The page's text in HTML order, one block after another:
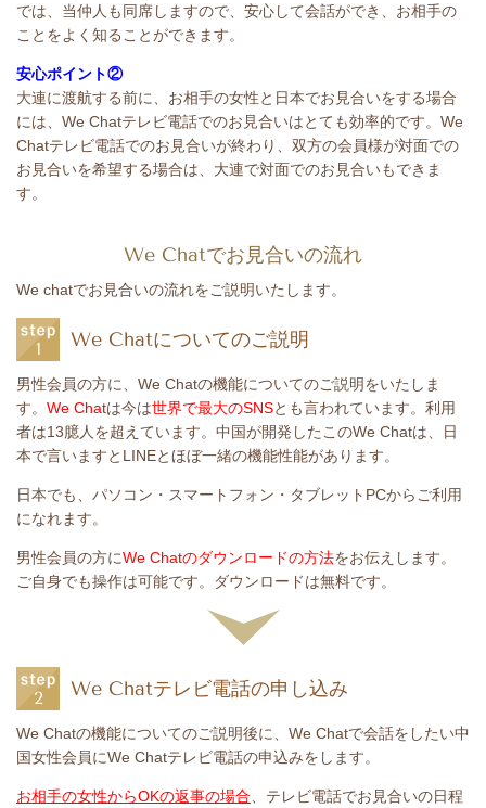
では、当仲人も同席しますので、安心して会話ができ、お相手の
ことをよく知ることができます。
安心ポイント②
大連に渡航する前に、お相手の女性と日本でお見合いをする場合
には、We Chatテレビ電話でのお見合いはとても効率的です。We
Chatテレビ電話でのお見合いが終わり、双方の会員様が対面での
お見合いを希望する場合は、大連で対面でのお見合いもできま
す。
We Chatでお見合いの流れ
We chatでお見合いの流れをご説明いたします。
We Chatについてのご説明
男性会員の方に、We Chatの機能についてのご説明をいたしま
す。 We Chatは今は世界で最大のSNSとも言われています。利用
者は13臆人を超えています。中国が開発したこのWe Chatは、日
本で言いますとLINEとほぼ一緒の機能性能があります。
日本でも、パソコン・スマートフォン・タブレットPCからご利用
になれます。
男性会員の方にWe Chatのダウンロードの方法をお伝えします。
ご自身でも操作は可能です。ダウンロードは無料です。
We Chatテレビ電話の申し込み
We Chatの機能についてのご説明後に、We Chatで会話をしたい中
国女性会員にWe Chatテレビ電話の申込みをします。
お相手の女性からOKの返事の場合 、テレビ電話でお見合いの日程